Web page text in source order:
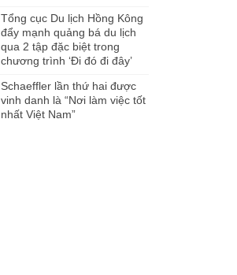
Tổng cục Du lịch Hồng Kông
đẩy mạnh quảng bá du lịch
qua 2 tập đặc biệt trong
chương trình ‘Đi đó đi đây’
Schaeffler lần thứ hai được
vinh danh là “Nơi làm việc tốt
nhất Việt Nam”